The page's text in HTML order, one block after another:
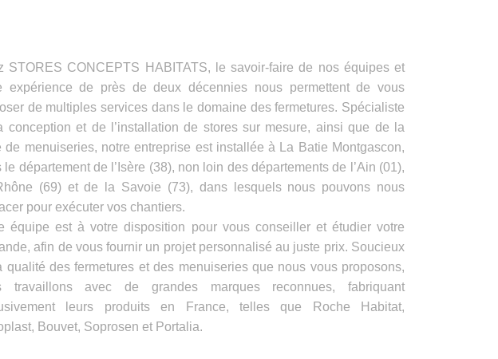
STORES CONCEPTS HABITATS, le savoir-faire de nos équipes et
expérience de près de deux décennies nous permettent de vous
de multiples services dans le domaine des fermetures. Spécialiste
conception et de l’installation de stores sur mesure, ainsi que de la
de menuiseries, notre entreprise est installée à La Batie Montgascon,
le département de l’Isère (38), non loin des départements de l’Ain (01),
(69) et de la Savoie (73), dans lesquels nous pouvons nous
pour exécuter vos chantiers.
équipe est à votre disposition pour vous conseiller et étudier votre
afin de vous fournir un projet personnalisé au juste prix. Soucieux
qualité des fermetures et des menuiseries que nous vous proposons,
travaillons avec de grandes marques reconnues, fabriquant
leurs produits en France, telles que Roche Habitat,
Bouvet, Soprosen et Portalia.